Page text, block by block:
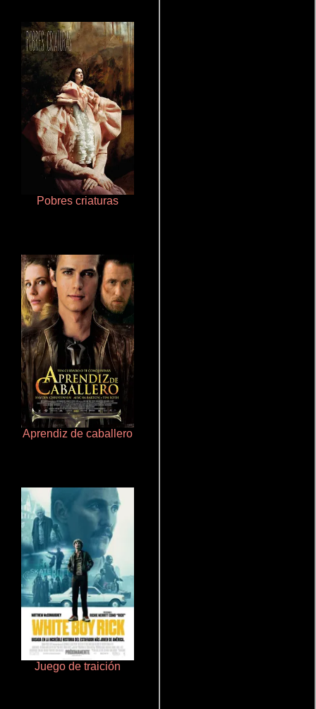
Pobres criaturas
Aprendiz de caballero
Juego de traición